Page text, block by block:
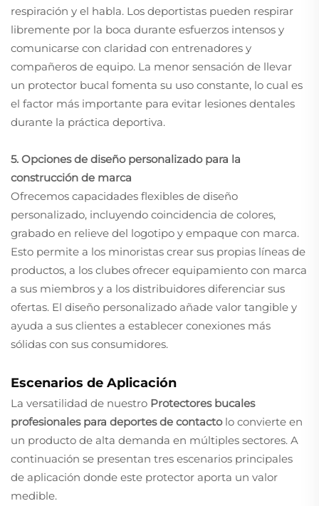
respiración y el habla. Los deportistas pueden respirar
libremente por la boca durante esfuerzos intensos y
comunicarse con claridad con entrenadores y
compañeros de equipo. La menor sensación de llevar
un protector bucal fomenta su uso constante, lo cual es
el factor más importante para evitar lesiones dentales
durante la práctica deportiva.
5. Opciones de diseño personalizado para la
construcción de marca
Ofrecemos capacidades flexibles de diseño
personalizado, incluyendo coincidencia de colores,
grabado en relieve del logotipo y empaque con marca.
Esto permite a los minoristas crear sus propias líneas de
productos, a los clubes ofrecer equipamiento con marca
a sus miembros y a los distribuidores diferenciar sus
ofertas. El diseño personalizado añade valor tangible y
ayuda a sus clientes a establecer conexiones más
sólidas con sus consumidores.
Escenarios de Aplicación
La versatilidad de nuestro Protectores bucales
profesionales para deportes de contacto lo convierte en
un producto de alta demanda en múltiples sectores. A
continuación se presentan tres escenarios principales
de aplicación donde este protector aporta un valor
medible.